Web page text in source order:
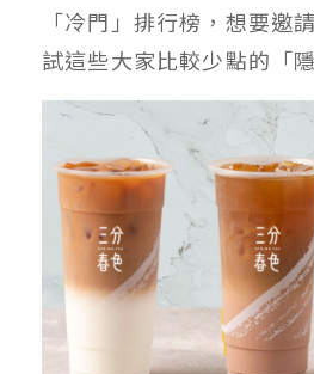
「冷門」排行榜，想要邀
試這些大家比較少點的「